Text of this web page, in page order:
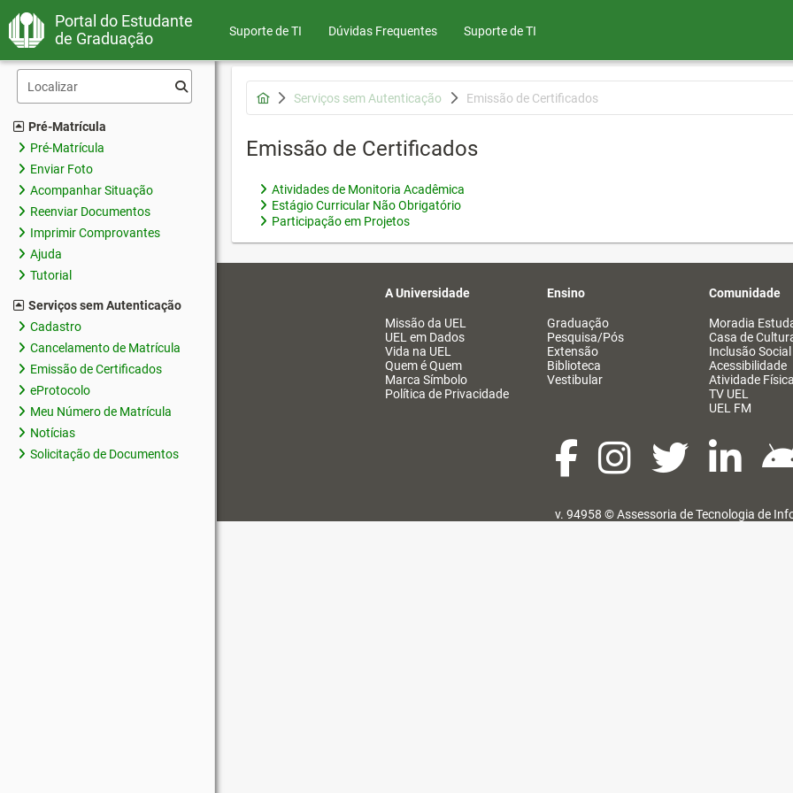
Portal do Estudante
de Graduação
Suporte de TI Dúvidas Frequentes Suporte de TI
Pré-Matrícula
Pré-Matrícula
Enviar Foto
Acompanhar Situação
Reenviar Documentos
Imprimir Comprovantes
Ajuda
Tutorial
Serviços sem Autenticação
Cadastro
Cancelamento de Matrícula
Emissão de Certificados
eProtocolo
Meu Número de Matrícula
Notícias
Solicitação de Documentos
Serviços sem Autenticação Emissão de Certificados
Emissão de Certificados
Atividades de Monitoria Acadêmica
Estágio Curricular Não Obrigatório
Participação em Projetos
A Universidade
Missão da UEL
UEL em Dados
Vida na UEL
Quem é Quem
Marca Símbolo
Política de Privacidade
Ensino
Graduação
Pesquisa/Pós
Extensão
Biblioteca
Vestibular
Comunidade
Moradia
Casa de
Inclusão Social
Acessibilidade
Atividade Física
TV UEL
UEL FM
v. 94958 ©Assessoria de Tecnologia de